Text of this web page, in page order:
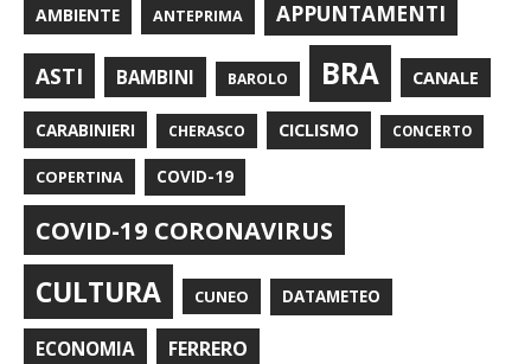
AMBIENTE ANTEPRIMA APPUNTAMENTI
ASTI BAMBINI BAROLO BRA CANALE
CARABINIERI CHERASCO CICLISMO CONCERTO
COPERTINA COVID-19
COVID-19 CORONAVIRUS
CULTURA CUNEO DATAMETEO
ECONOMIA FERRERO